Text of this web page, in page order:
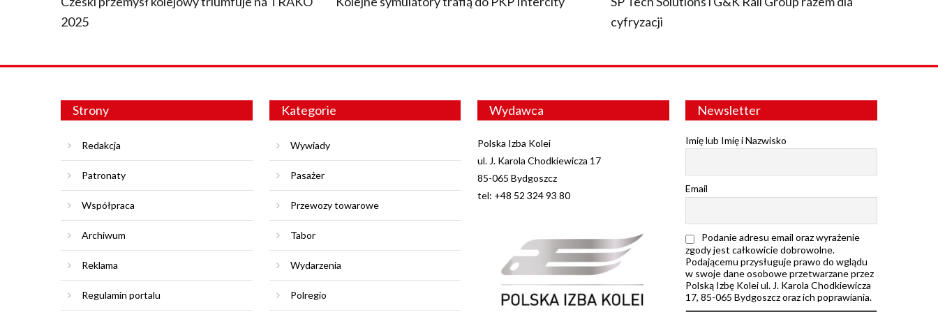
2025
cyfryzacji
Strony
Redakcja
Patronaty
Współpraca
Archiwum
Reklama
Regulamin portalu
Kategorie
Wywiady
Pasażer
Przewozy towarowe
Tabor
Wydarzenia
Polregio
Wydawca
Polska Izba Kolei
ul. J. Karola Chodkiewicza 17
85-065 Bydgoszcz
tel: +48 52 324 93 80
Newsletter
Imię lub Imię i Nazwisko
Email
Podanie adresu email oraz wyrażenie
zgody jest całkowicie dobrowolne.
Podającemu przysługuje prawo do wglądu
w swoje dane osobowe przetwarzane przez
Polską Izbę Kolei ul. J. Karola Chodkiewicza
17, 85-065 Bydgoszcz oraz ich poprawiania.